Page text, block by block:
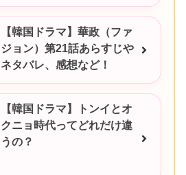
【韓国ドラマ】華政（ファ
ジョン）第21話あらすじや
ネタバレ、感想など！
【韓国ドラマ】トンイとオ
クニョ時代ってどれだけ違
うの？